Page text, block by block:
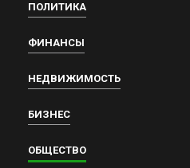
ПОЛИТИКА
ФИНАНСЫ
НЕДВИЖИМОСТЬ
БИЗНЕС
ОБЩЕСТВО